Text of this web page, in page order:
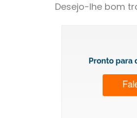
Desejo-lhe bom